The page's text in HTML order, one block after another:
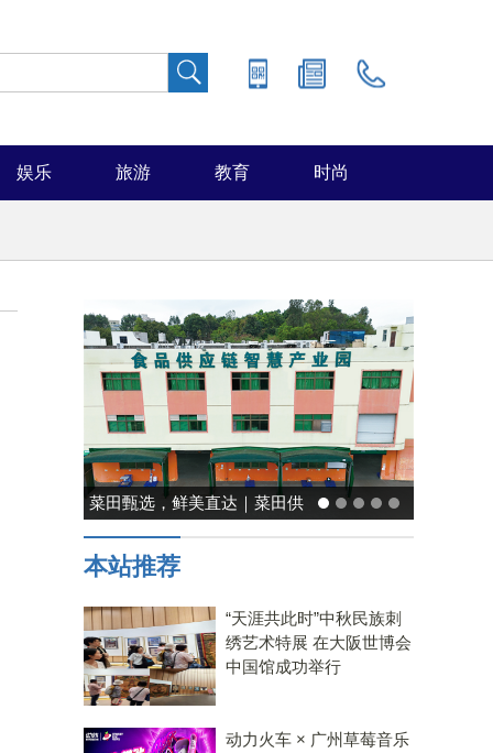
娱乐 旅游 教育 时尚
能率日式厨房美学：既要此刻
温馨，也要未来可期
本站推荐
“天涯共此时”中秋民族刺
绣艺术特展 在大阪世博会
中国馆成功举行
动力火车 × 广州草莓音乐